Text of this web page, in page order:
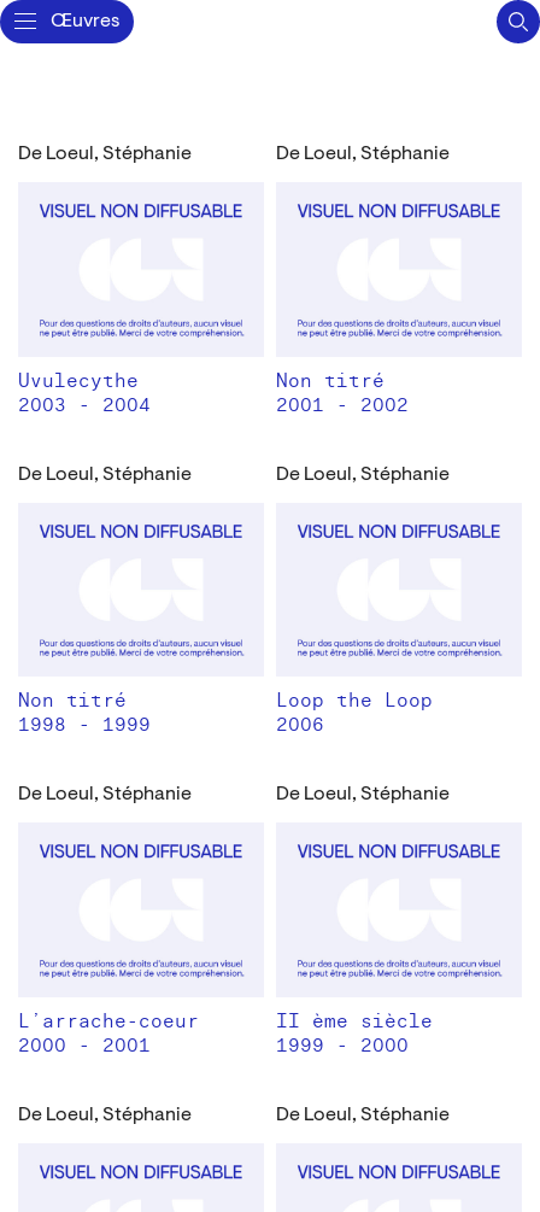
Œuvres
De Loeul, Stéphanie
Uvulecythe
2003 - 2004
De Loeul, Stéphanie
Non titré
2001 - 2002
De Loeul, Stéphanie
Non titré
1998 - 1999
De Loeul, Stéphanie
Loop the Loop
2006
De Loeul, Stéphanie
L’arrache-coeur
2000 - 2001
De Loeul, Stéphanie
II ème siècle
1999 - 2000
De Loeul, Stéphanie De Loeul, Stéphanie